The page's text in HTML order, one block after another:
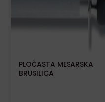
PLOČASTA MESARSKA
BRUSILICA